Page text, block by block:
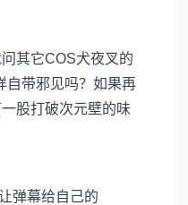
其它COS犬夜叉的
自带邪见吗？如果再
股打破次元壁的味
弹幕给自己的